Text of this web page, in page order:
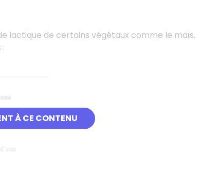
À CE CONTENU
lactique de certains végétaux comme le maïs.